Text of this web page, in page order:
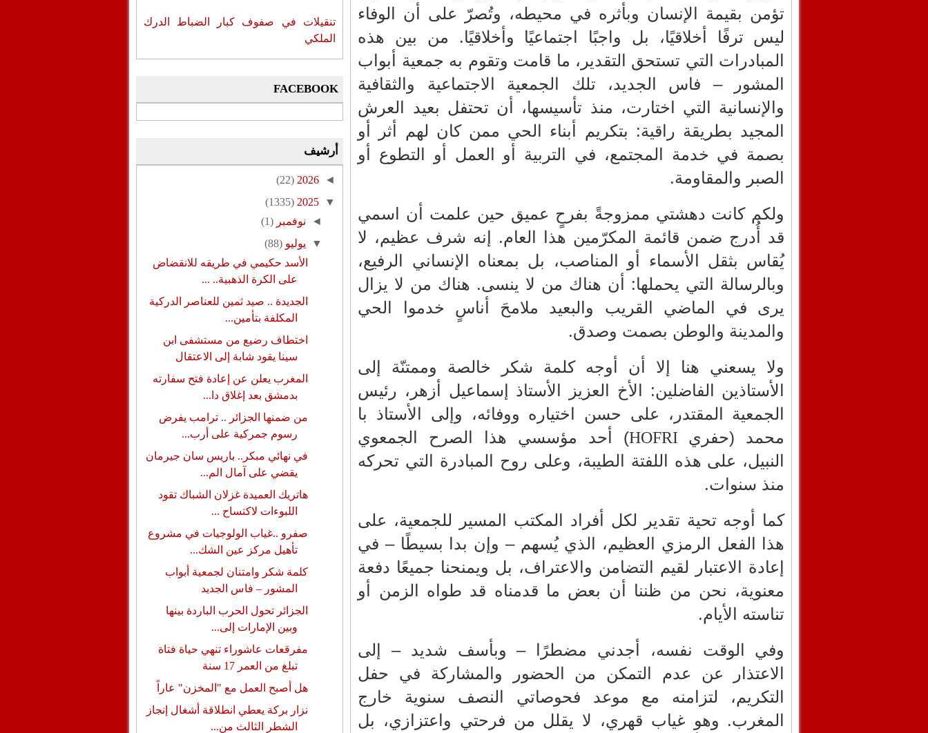
تؤمن بقيمة الإنسان وبأثره في محيطه، وتُصرّ على أن الوفاء
ليس ترفًا أخلاقيًا، بل واجبًا اجتماعيًا وأخلاقيًا. من بين هذه
المبادرات التي تستحق التقدير، ما قامت وتقوم به جمعية أبواب
المشور – فاس الجديد، تلك الجمعية الاجتماعية والثقافية
والإنسانية التي اختارت، منذ تأسيسها، أن تحتفل بعيد العرش
المجيد بطريقة راقية: بتكريم أبناء الحي ممن كان لهم أثر أو
بصمة في خدمة المجتمع، في التربية أو العمل أو التطوع أو
الصبر والمقاومة.
ولكم كانت دهشتي ممزوجةً بفرحٍ عميق حين علمت أن اسمي
قد أُدرج ضمن قائمة المكرّمين هذا العام. إنه شرف عظيم، لا
يُقاس بثقل الأسماء أو المناصب، بل بمعناه الإنساني الرفيع،
وبالرسالة التي يحملها: أن هناك من لا ينسى. هناك من لا يزال
يرى في الماضي القريب والبعيد ملامحَ أناسٍ خدموا الحي
والمدينة والوطن بصمت وصدق.
ولا يسعني هنا إلا أن أوجه كلمة شكر خالصة وممتنّة إلى
الأستاذين الفاضلين: الأخ العزيز الأستاذ إسماعيل أزهر، رئيس
الجمعية المقتدر، على حسن اختياره ووفائه، وإلى الأستاذ با
محمد (حفري HOFRI) أحد مؤسسي هذا الصرح الجمعوي
النبيل، على هذه اللفتة الطيبة، وعلى روح المبادرة التي تحركه
منذ سنوات.
كما أوجه تحية تقدير لكل أفراد المكتب المسير للجمعية، على
هذا الفعل الرمزي العظيم، الذي يُسهم – وإن بدا بسيطًا – في
إعادة الاعتبار لقيم التضامن والاعتراف، بل ويمنحنا جميعًا دفعة
معنوية، نحن من ظننا أن بعض ما قدمناه قد طواه الزمن أو
تناسته الأيام.
وفي الوقت نفسه، أجدني مضطرًا – وبأسف شديد – إلى
الاعتذار عن عدم التمكن من الحضور والمشاركة في حفل
التكريم، لتزامنه مع موعد فحوصاتي النصف سنوية خارج
المغرب. وهو غياب قهري، لا يقلل من فرحتي واعتزازي، بل
تنقيلات في صفوف كبار الضباط الدرك
الملكي
FACEBOOK
أرشيف
◄
2026
(22)
▼
2025
(1335)
◄ نوفمبر(1)
▼ يوليو(88)
الأسد حكيمي في طريقه للانقضاض
على الكرة الذهبية.. ...
الجديدة .. صيد ثمين للعناصر الدركية
المكلفة بتأمين...
اختطاف رضيع من مستشفى ابن
سينا يقود شابة إلى الاعتقال
المغرب يعلن عن إعادة فتح سفارته
بدمشق بعد إغلاق دا...
من ضمنها الجزائر .. ترامب يفرض
رسوم جمركية على أرب...
في نهائي مبكر.. باريس سان جيرمان
يقضي على آمال الم...
هاتريك العميدة غزلان الشباك تقود
اللبوءات لاكتساح ...
صفرو ..غياب الولوجيات في مشروع
تأهيل مركز عين الشك...
كلمة شكر وامتنان لجمعية أبواب
المشور – فاس الجديد
الجزائر تحول الحرب الباردة بينها
وبين الإمارات إلى...
مفرقعات عاشوراء تنهي حياة فتاة
تبلغ من العمر 17 سنة
هل أصبح العمل مع "المخزن" عاراً
نزار بركة يعطي انطلاقة أشغال إنجاز
الشطر الثالث من...